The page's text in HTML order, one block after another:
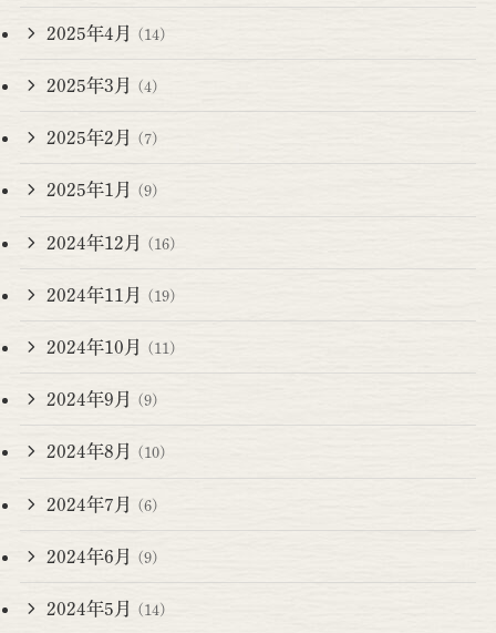
2025年4月 (14)
2025年3月 (4)
2025年2月 (7)
2025年1月 (9)
2024年12月 (16)
2024年11月 (19)
2024年10月 (11)
2024年9月 (9)
2024年8月 (10)
2024年7月 (6)
2024年6月 (9)
2024年5月 (14)